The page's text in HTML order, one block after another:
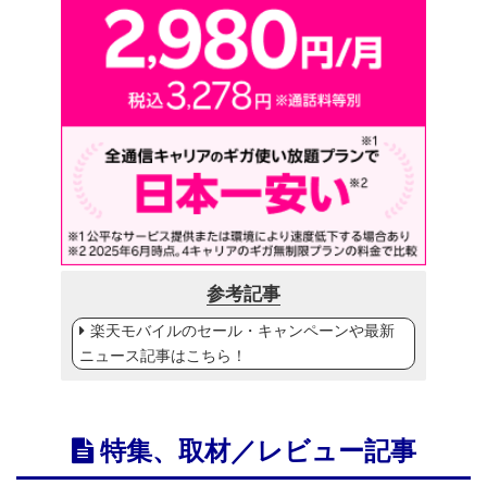
参考記事
楽天モバイルのセール・キャンペーンや最新
ニュース記事はこちら！
特集、取材／レビュー記事